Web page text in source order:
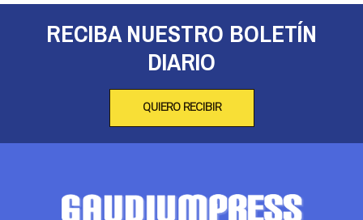
RECIBA NUESTRO BOLETÍN
DIARIO
QUIERO RECIBIR